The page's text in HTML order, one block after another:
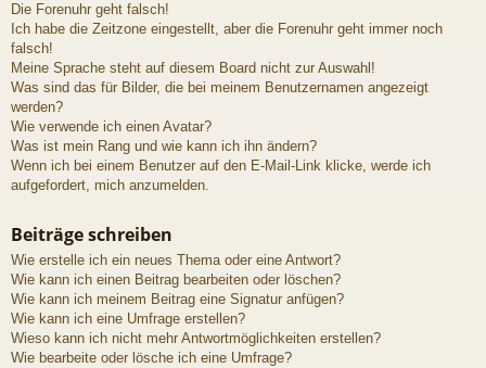
Die Forenuhr geht falsch!
Ich habe die Zeitzone eingestellt, aber die Forenuhr geht immer noch
falsch!
Meine Sprache steht auf diesem Board nicht zur Auswahl!
Was sind das für Bilder, die bei meinem Benutzernamen angezeigt
werden?
Wie verwende ich einen Avatar?
Was ist mein Rang und wie kann ich ihn ändern?
Wenn ich bei einem Benutzer auf den E-Mail-Link klicke, werde ich
aufgefordert, mich anzumelden.
Beiträge schreiben
Wie erstelle ich ein neues Thema oder eine Antwort?
Wie kann ich einen Beitrag bearbeiten oder löschen?
Wie kann ich meinem Beitrag eine Signatur anfügen?
Wie kann ich eine Umfrage erstellen?
Wieso kann ich nicht mehr Antwortmöglichkeiten erstellen?
Wie bearbeite oder lösche ich eine Umfrage?